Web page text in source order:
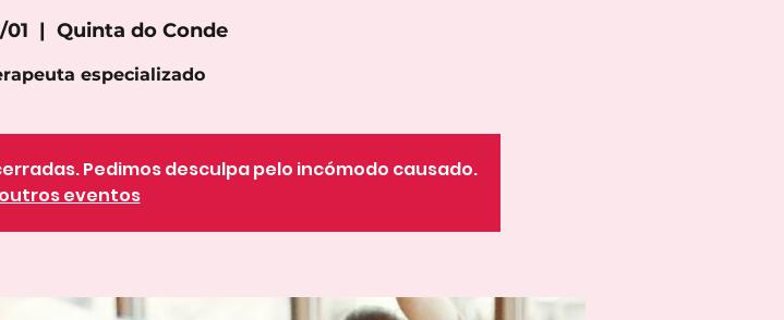
  |
Quinta do Conde
especializado
Pedimos desculpa pelo incómodo causado.
eventos